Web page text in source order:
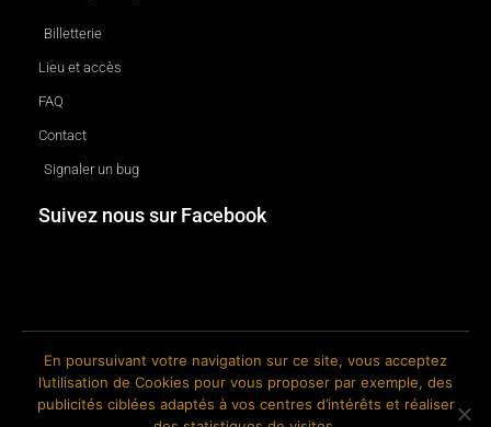
Billetterie
Lieu et accès
FAQ
Contact
Signaler un bug
Suivez nous sur Facebook
© 2018-2026 The Ink Factory. Site web réalisé par Roland CAUVIN.
En poursuivant votre navigation sur ce site, vous acceptez
l’utilisation de Cookies pour vous proposer par exemple, des
publicités ciblées adaptés à vos centres d’intérêts et réaliser